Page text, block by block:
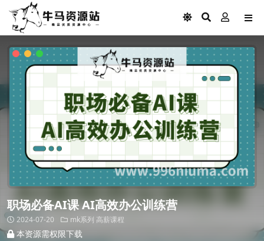
职场必备AI课 AI高效办公训练营
2024-07-20 mk系列 高薪课程
本资源需权限下载